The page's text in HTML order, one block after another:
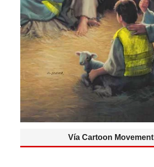
Vía Cartoon Movement